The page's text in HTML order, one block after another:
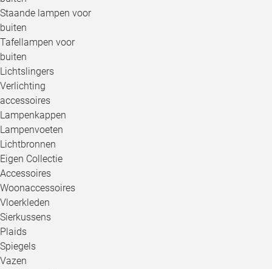
Staande lampen voor
buiten
Tafellampen voor
buiten
Lichtslingers
Verlichting
accessoires
Lampenkappen
Lampenvoeten
Lichtbronnen
Eigen Collectie
Accessoires
Woonaccessoires
Vloerkleden
Sierkussens
Plaids
Spiegels
Vazen